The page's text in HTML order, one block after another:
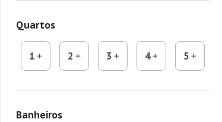
Quartos
1 2 3 4 5
Banheiros